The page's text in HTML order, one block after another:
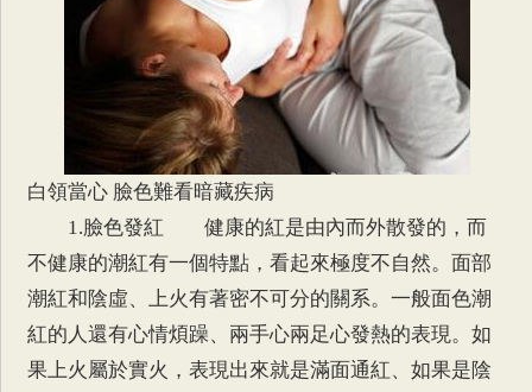
白領當心 臉色難看暗藏疾病
1.臉色發紅 健康的紅是由內而外散發的，而
不健康的潮紅有一個特點，看起來極度不自然。面部
潮紅和陰虛、上火有著密不可分的關系。一般面色潮
紅的人還有心情煩躁、兩手心兩足心發熱的表現。如
果上火屬於實火，表現出來就是滿面通紅、如果是陰